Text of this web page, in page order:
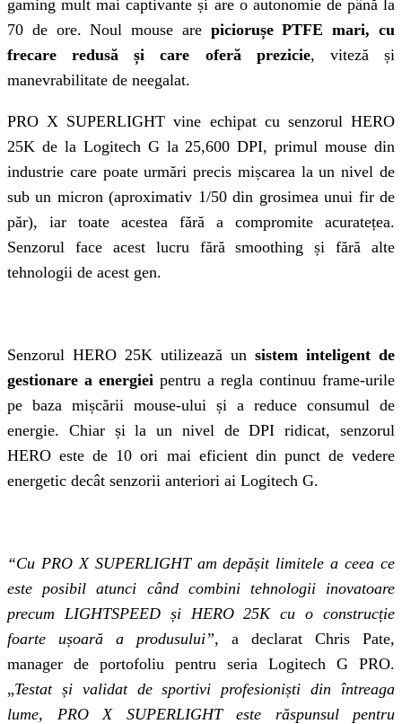
gaming mult mai captivante și are o autonomie de până la
70 de ore. Noul mouse are piciorușe PTFE mari, cu
frecare redusă și care oferă prezicie, viteză și
manevrabilitate de neegalat.
PRO X SUPERLIGHT vine echipat cu senzorul HERO
25K de la Logitech G la 25,600 DPI, primul mouse din
industrie care poate urmări precis mișcarea la un nivel de
sub un micron (aproximativ 1/50 din grosimea unui fir de
păr), iar toate acestea fără a compromite acuratețea.
Senzorul face acest lucru fără smoothing și fără alte
tehnologii de acest gen.
Senzorul HERO 25K utilizează un sistem inteligent de
gestionare a energiei pentru a regla continuu frame-urile
pe baza mișcării mouse-ului și a reduce consumul de
energie. Chiar și la un nivel de DPI ridicat, senzorul
HERO este de 10 ori mai eficient din punct de vedere
energetic decât senzorii anteriori ai Logitech G.
“Cu PRO X SUPERLIGHT am depășit limitele a ceea ce
este posibil atunci când combini tehnologii inovatoare
precum LIGHTSPEED și HERO 25K cu o construcție
foarte ușoară a produsului”, a declarat Chris Pate,
manager de portofoliu pentru seria Logitech G PRO.
„Testat și validat de sportivi profesioniști din întreaga
lume, PRO X SUPERLIGHT este răspunsul pentru